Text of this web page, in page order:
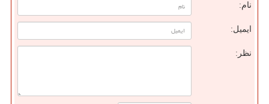
نام:
ایمیل:
نظر: